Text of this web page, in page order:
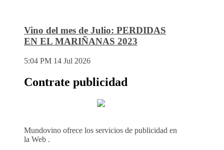
Vino del mes de Julio: PERDIDAS
EN EL MARIÑANAS 2023
5:04 PM 14 Jul 2026
Contrate publicidad
Mundovino ofrece los servicios de publicidad en
la Web .